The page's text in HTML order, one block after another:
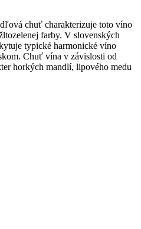
chuť charakterizuje toto víno
farby. V slovenských
typické harmonické víno
Chuť vína v závislosti od
horkých mandlí, lipového medu